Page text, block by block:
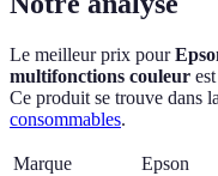
Le meilleur prix pour
multifonctions couleur
Ce produit se trouve dans
consommables.
Marque
Epson